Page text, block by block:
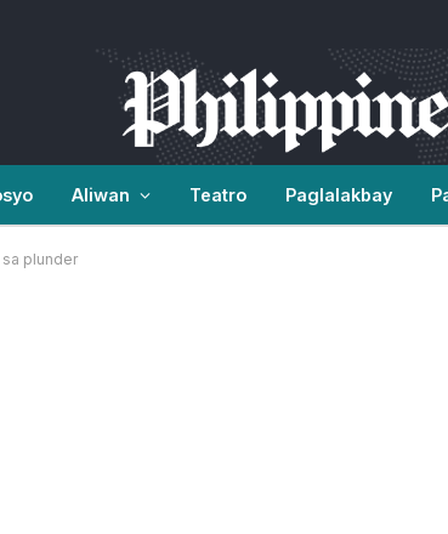
Aliwan Teatro Paglalakbay
plunder